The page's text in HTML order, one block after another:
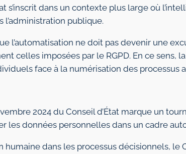
s’inscrit dans un contexte plus large où
l’administration publique.
l’automatisation ne doit pas devenir une
celles imposées par le RGPD. En ce sens,
face à la numérisation des processus
2024 du Conseil d’État marque un
les données personnelles dans un cadre
dans les processus décisionnels, le